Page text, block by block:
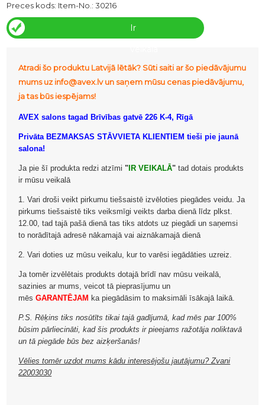
Preces kods: Item-No.: 30216
Ir
Atradi šo produktu Latvijā lētāk? Sūti saiti ar šo piedāvājumu
mums uz info@avex.lv un saņem mūsu cenas piedāvājumu,
ja tas būs iespējams!
AVEX salons tagad Brīvības gatvē 226 K-4, Rīgā
Privāta BEZMAKSAS STĀVVIETA KLIENTIEM tieši pie jaunā
salona!
Ja pie šī produkta redzi atzīmi " IR VEIKALĀ" tad dotais produkts
ir mūsu veikalā
1. Vari droši veikt pirkumu tiešsaistē izvēloties piegādes veidu. Ja
pirkums tiešsaistē tiks veiksmīgi veikts darba dienā līdz plkst.
12.00, tad tajā pašā dienā tas tiks atdots uz piegādi un saņemsi
to norādītajā adresē nākamajā vai aiznākamajā dienā
2. Vari doties uz mūsu veikalu, kur to varēsi iegādāties uzreiz.
Ja tomēr izvēlētais produkts dotajā brīdī nav mūsu veikalā,
sazinies ar mums, veicot tā pieprasījumu un
mēsGARANTĒJAM ka piegādāsim to maksimāli īsākajā laikā.
P.S. Rēķins tiks nosūtīts tikai tajā gadījumā, kad mēs par 100%
būsim pārliecināti, kad šis produkts ir pieejams ražotāja noliktavā
un tā piegāde būs bez aizķeršanās!
Vēlies tomēr uzdot mums kādu interesējošu jautājumu? Zvani
22003030